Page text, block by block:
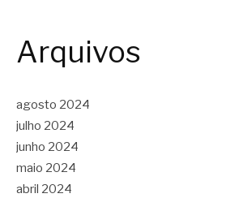
Arquivos
agosto 2024
julho 2024
junho 2024
maio 2024
abril 2024